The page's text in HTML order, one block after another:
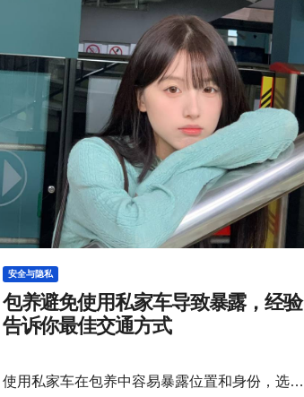
安全与隐私
包养避免使用私家车导致暴露，经验
告诉你最佳交通方式
使用私家车在包养中容易暴露位置和身份，选…